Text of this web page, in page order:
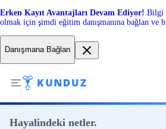
Erken Kayıt Avantajları Devam Ediyor! Bilgi
olmak için şimdi eğitim danışmanına bağlan ve
Danışmana Bağlan
Hayalindeki netler.